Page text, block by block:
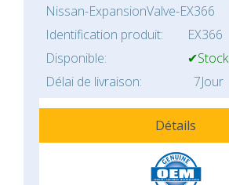
Nissan-ExpansionValve-EX366
Identification produit:
EX366
Disponible:
✔Stock
Délai de livraison:
7Jour
Détails